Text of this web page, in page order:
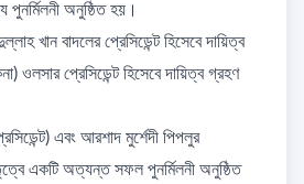
পুনর্মিলনী অনুষ্ঠিত হয়।
খান বাদলের প্রেসিডেন্ট হিসেবে দায়িত্ব
ওলসার প্রেসিডেন্ট হিসেবে দায়িত্ব গ্রহণ
এবং আরশাদ মুর্শেদী পিপলুর
একটি অত্যন্ত সফল পুনর্মিলনী অনুষ্ঠিত